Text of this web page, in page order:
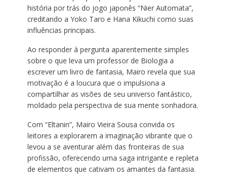
história por trás do jogo japonês “Nier Automata”,
creditando a Yoko Taro e Hana Kikuchi como suas
influências principais.
Ao responder à pergunta aparentemente simples
sobre o que leva um professor de Biologia a
escrever um livro de fantasia, Mairo revela que sua
motivação é a loucura que o impulsiona a
compartilhar as visões de seu universo fantástico,
moldado pela perspectiva de sua mente sonhadora.
Com “Eltanin”, Mairo Vieira Sousa convida os
leitores a explorarem a imaginação vibrante que o
levou a se aventurar além das fronteiras de sua
profissão, oferecendo uma saga intrigante e repleta
de elementos que cativam os amantes da fantasia.